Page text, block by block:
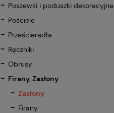
Poszewki i poduszki dekoracyjne
Pościele
Prześcieradła
Ręczniki
Obrusy
Firany, Zasłony
Zasłony
Firany